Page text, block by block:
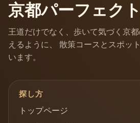
京都パーフェク
王道だけでなく、歩いて気づく京
えるように、 散策コースとスポッ
います。
探し方
トップページ